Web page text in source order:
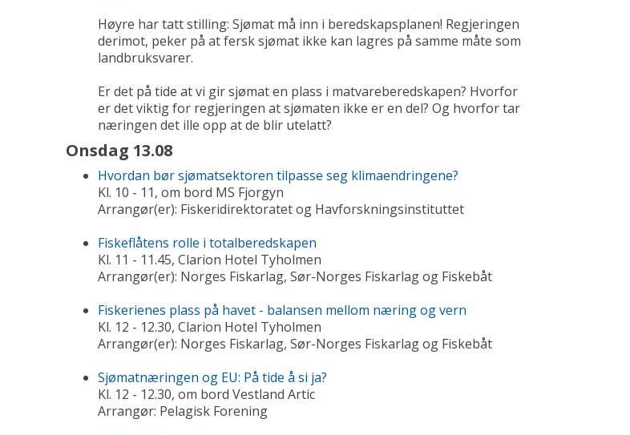
Høyre har tatt stilling: Sjømat må inn i beredskapsplanen! Regjeringen
derimot, peker på at fersk sjømat ikke kan lagres på samme måte som
landbruksvarer.
Er det på tide at vi gir sjømat en plass i matvareberedskapen? Hvorfor
er det viktig for regjeringen at sjømaten ikke er en del? Og hvorfor tar
næringen det ille opp at de blir utelatt?
Onsdag 13.08
Hvordan bør sjømatsektoren tilpasse seg klimaendringene?
Kl. 10 - 11, om bord MS Fjorgyn
Arrangør(er): Fiskeridirektoratet og Havforskningsinstituttet
Fiskeflåtens rolle i totalberedskapen
Kl. 11 - 11.45, Clarion Hotel Tyholmen
Arrangør(er): Norges Fiskarlag, Sør-Norges Fiskarlag og Fiskebåt
Fiskerienes plass på havet - balansen mellom næring og vern
Kl. 12 - 12.30, Clarion Hotel Tyholmen
Arrangør(er): Norges Fiskarlag, Sør-Norges Fiskarlag og Fiskebåt
Sjømatnæringen og EU: På tide å si ja?
Kl. 12 - 12.30, om bord Vestland Artic
Arrangør: Pelagisk Forening